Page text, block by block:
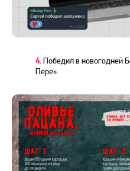
4.Победил в новогодней
Пере».